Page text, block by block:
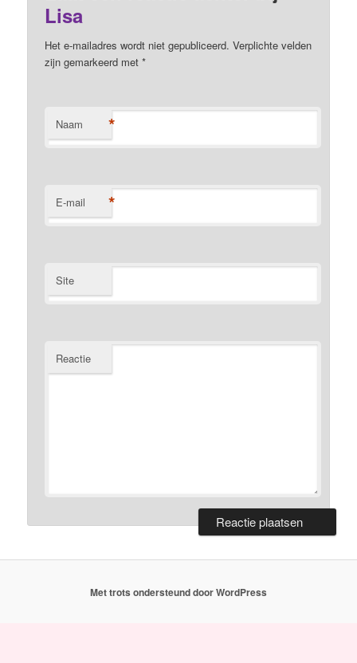
Lisa
Het e-mailadres wordt niet gepubliceerd. Verplichte velden
zijn gemarkeerd met*
Naam *
E-mail *
Site
Reactie
Met trots ondersteund door WordPress